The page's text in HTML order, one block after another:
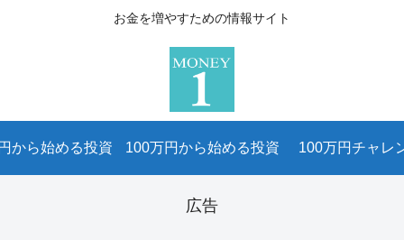
お金を増やすための情報サイト
から始める投資 100万円から始める投資 100万円チャレ
広告